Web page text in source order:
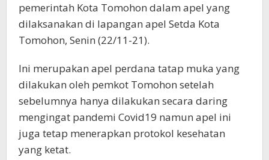
pemerintah Kota Tomohon dalam apel yang
dilaksanakan di lapangan apel Setda Kota
Tomohon, Senin (22/11-21).
Ini merupakan apel perdana tatap muka yang
dilakukan oleh pemkot Tomohon setelah
sebelumnya hanya dilakukan secara daring
mengingat pandemi Covid19 namun apel ini
juga tetap menerapkan protokol kesehatan
yang ketat.